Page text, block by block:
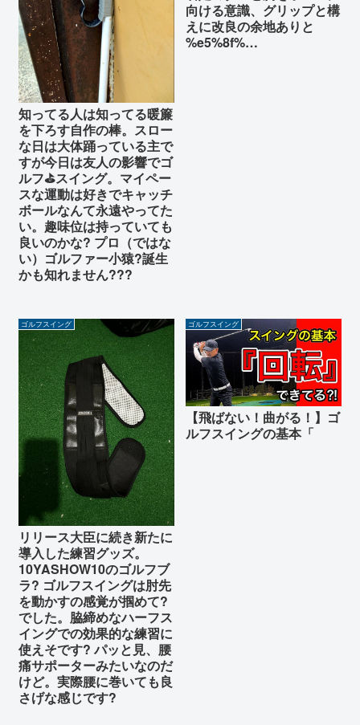
知ってる人は知ってる暖簾
を下ろす自作の棒。スロー
な日は大体踊っている主で
すが今日は友人の影響でゴ
ルフ⛳スイング。マイペー
スな運動は好きでキャッチ
ボールなんて永遠やってた
い。趣味位は持っていても
良いのかな? プロ（ではな
い）ゴルファー小猿?誕生
かも知れません???
向ける意識、グリップと構
えに改良の余地ありと
%e5%8f%…
ゴルフスイング
リリース大臣に続き新たに
導入した練習グッズ。
10YASHOW10のゴルフブ
ラ? ゴルフスイングは肘先
を動かすの感覚が掴めて?
でした。脇締めなハーフス
イングでの効果的な練習に
使えそです? パッと見、腰
痛サポーターみたいなのだ
けど。実際腰に巻いても良
さげな感じです?
ゴルフスイング
【飛ばない！曲がる！】ゴ
ルフスイングの基本「